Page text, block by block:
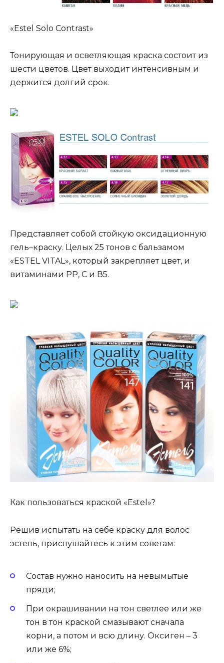
«Estel Solo Contrast»
Тонирующая и осветляющая краска состоит из
шести цветов. Цвет выходит интенсивным и
держится долгий срок.
Представляет собой стойкую оксидационную
гель–краску. Целых 25 тонов с бальзамом
«ESTEL VITAL», который закрепляет цвет, и
витаминами РР, С и В5.
Как пользоваться краской «Estel»?
Решив испытать на себе краску для волос
эстель, прислушайтесь к этим советам:
Состав нужно наносить на невымытые
пряди;
При окрашивании на тон светлее или же
тон в тон краской смазывают сначала
корни, а потом и всю длину. Оксиген – 3
или же 6%;